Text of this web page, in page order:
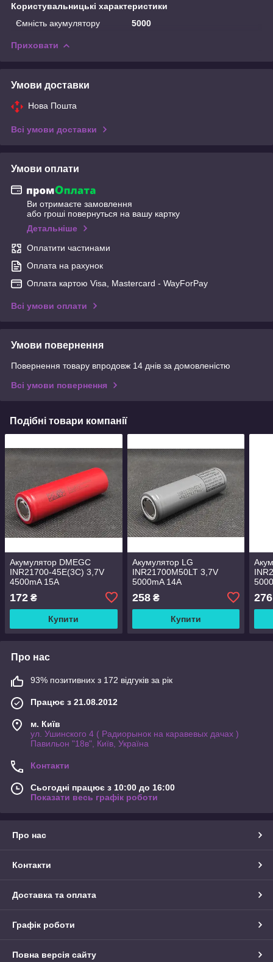
Користувальницькі характеристики
Ємність акумулятору
5000
Приховати
Умови доставки
Нова Пошта
Всі умови доставки
Умови оплати
Ви отримаєте замовлення
або гроші повернуться на вашу картку
Детальніше
Оплатити частинами
Оплата на рахунок
Оплата картою Visa, Mastercard - WayForPay
Всі умови оплати
Умови повернення
Повернення товару впродовж 14 днів за домовленістю
Всі умови повернення
Подібні товари компанії
Акумулятор DMEGC
INR21700-45E(3C) 3,7V
4500mA 15А
172 ₴
Купити
Акумулятор LG
INR21700M50LT 3,7V
5000mA 14А
258₴
Купити
276
Про нас
93% позитивних з 172 відгуків за рік
Працює з 21.08.2012
м. Київ
ул. Ушинского 4 ( Радиорынок на каравевых дачах )
Павильон "18в", Київ, Україна
Контакти
Сьогодні працює з 10:00 до 16:00
Показати весь графік роботи
Про нас
Контакти
Доставка та оплата
Графік роботи
Повна версія сайту